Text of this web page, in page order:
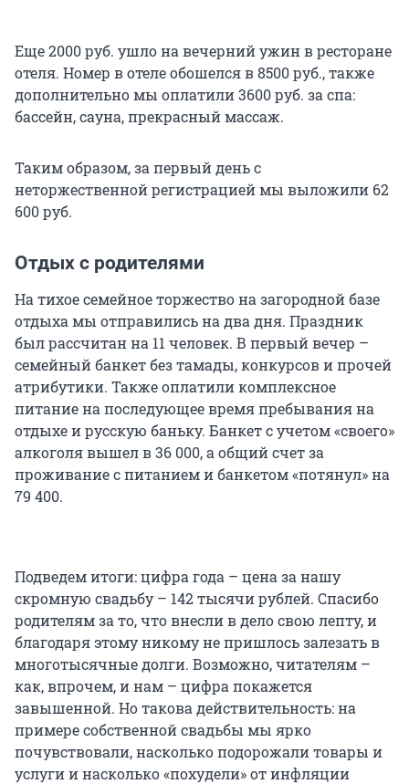
Еще 2000 руб. ушло на вечерний ужин в ресторане
отеля. Номер в отеле обошелся в 8500 руб., также
дополнительно мы оплатили 3600 руб. за спа:
бассейн, сауна, прекрасный массаж.
Таким образом, за первый день с
неторжественной регистрацией мы выложили 62
600 руб.
Отдых с родителями
На тихое семейное торжество на загородной базе
отдыха мы отправились на два дня. Праздник
был рассчитан на 11 человек. В первый вечер –
семейный банкет без тамады, конкурсов и прочей
атрибутики. Также оплатили комплексное
питание на последующее время пребывания на
отдыхе и русскую баньку. Банкет с учетом «своего»
алкоголя вышел в 36 000, а общий счет за
проживание с питанием и банкетом «потянул» на
79 400.
Подведем итоги: цифра года – цена за нашу
скромную свадьбу – 142 тысячи рублей. Спасибо
родителям за то, что внесли в дело свою лепту, и
благодаря этому никому не пришлось залезать в
многотысячные долги. Возможно, читателям –
как, впрочем, и нам – цифра покажется
завышенной. Но такова действительность: на
примере собственной свадьбы мы ярко
почувствовали, насколько подорожали товары и
услуги и насколько «похудели» от инфляции